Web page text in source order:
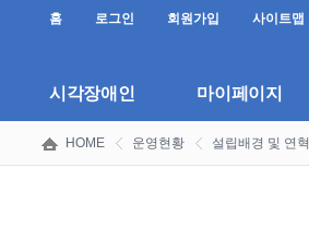
홈 로그인 회원가입 사이트맵
시각장애인 마이페이지
HOME 운영현황 설립배경 및 연혁